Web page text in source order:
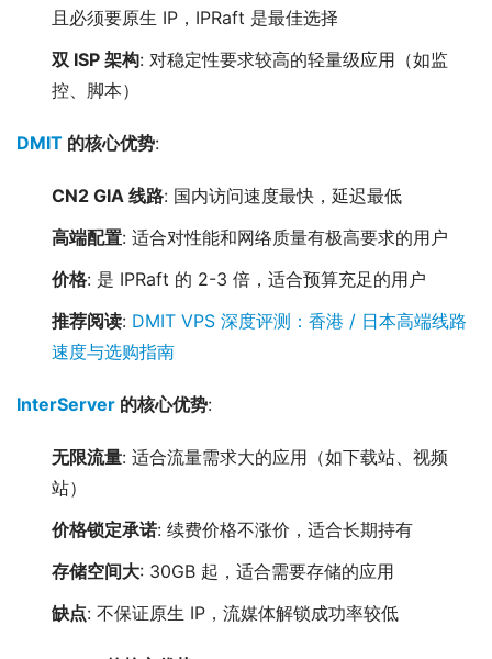
且必须要原生 IP，IPRaft 是最佳选择
双 ISP 架构: 对稳定性要求较高的轻量级应用（如监
控、脚本）
DMIT 的核心优势:
CN2 GIA 线路: 国内访问速度最快，延迟最低
高端配置: 适合对性能和网络质量有极高要求的用户
价格: 是 IPRaft 的 2-3 倍，适合预算充足的用户
推荐阅读: DMIT VPS 深度评测：香港 / 日本高端线路
速度与选购指南
InterServer 的核心优势:
无限流量: 适合流量需求大的应用（如下载站、视频
站）
价格锁定承诺: 续费价格不涨价，适合长期持有
存储空间大: 30GB 起，适合需要存储的应用
缺点: 不保证原生 IP，流媒体解锁成功率较低